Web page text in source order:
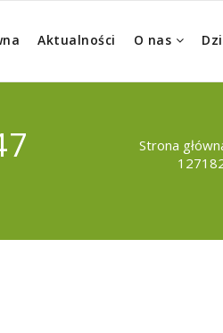
Aktualności O nas
Strona